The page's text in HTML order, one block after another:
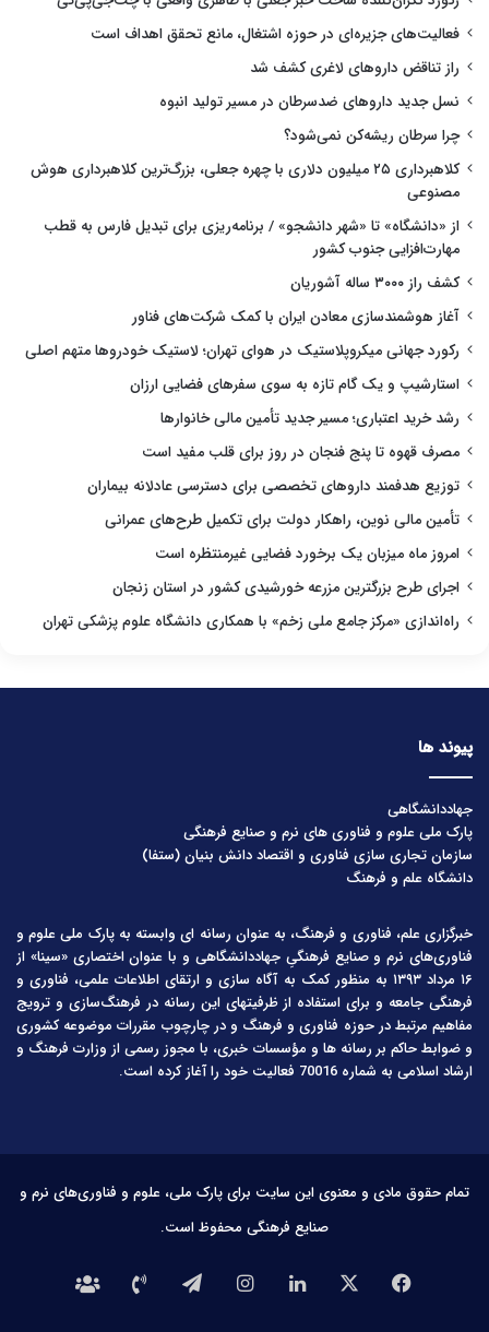
فعالیت‌های جزیره‌ای در حوزه اشتغال، مانع تحقق اهداف است
راز تناقض داروهای لاغری کشف شد
نسل جدید داروهای ضدسرطان در مسیر تولید انبوه
چرا سرطان ریشه‌کن نمی‌شود؟
کلاهبرداری ۲۵ میلیون دلاری با چهره جعلی، بزرگ‌ترین کلاهبرداری هوش
مصنوعی
از «دانشگاه» تا «شهر دانشجو» / برنامه‌ریزی برای تبدیل فارس به قطب
مهارت‌افزایی جنوب کشور
کشف راز ۳۰۰۰ ساله آشوریان
آغاز هوشمندسازی معادن ایران با کمک شرکت‌های فناور
رکورد جهانی میکروپلاستیک در هوای تهران؛ لاستیک خودروها متهم اصلی
استارشیپ و یک گام تازه به سوی سفرهای فضایی ارزان
رشد خرید اعتباری؛ مسیر جدید تأمین مالی خانوارها
مصرف قهوه تا پنج فنجان در روز برای قلب مفید است
توزیع هدفمند داروهای تخصصی برای دسترسی عادلانه بیماران
تأمین مالی نوین، راهکار دولت برای تکمیل طرح‌های عمرانی
امروز ماه میزبان یک برخورد فضایی غیرمنتظره است
اجرای طرح بزرگترین مزرعه خورشیدی کشور در استان زنجان
راه‌اندازی «مرکز جامع ملی زخم» با همکاری دانشگاه علوم پزشکی تهران
پیوند ها
جهاددانشگاهی
پارک ملی علوم و فناوری های نرم و صنایع فرهنگی
سازمان تجاری سازی فناوری و اقتصاد دانش بنیان (ستفا)
دانشگاه علم و فرهنگ
خبرگزاری علم، فناوری و فرهنگ، به عنوان رسانه ای وابسته به پارک ملی علوم و
فناوری‌های نرم و صنایع فرهنگیِ جهاددانشگاهی و با عنوان اختصاری «سینا» از
۱۶ مرداد ۱۳۹۳ به منظور کمک به آگاه سازی و ارتقای اطلاعات علمی، فناوری و
فرهنگی جامعه و برای استفاده از ظرفیتهای این رسانه در فرهنگ‌سازی و ترویج
مفاهیم مرتبط در حوزه فناوری و فرهنگ و در چارچوب مقررات موضوعه کشوری
و ضوابط حاکم بر رسانه ها و مؤسسات خبری، با مجوز رسمی از وزارت فرهنگ و
ارشاد اسلامی به شماره 70016 فعالیت خود را آغاز کرده است.
تمام حقوق مادی و معنوی این سایت برای پارک ملی، علوم و فناوری‌های نرم و
صنایع فرهنگی محفوظ است.
فیس
لینکدیناینستاگرامتلگرامتماس درباره